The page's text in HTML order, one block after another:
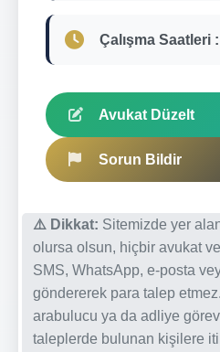
Çalışma Saatleri :
Avukat Düzelt
Sorun Bildir
⚠️ Dikkat: Sitemizde yer
olursa olsun, hiçbir avukat
SMS, WhatsApp, e-posta
göndererek para talep
arabulucu ya da adliye
taleplerde bulunan kişilere